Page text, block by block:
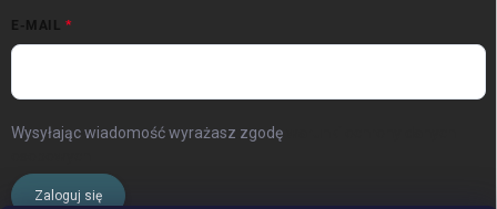
E-MAIL
Wysyłając wiadomość wyrażasz zgodę
Zaloguj się